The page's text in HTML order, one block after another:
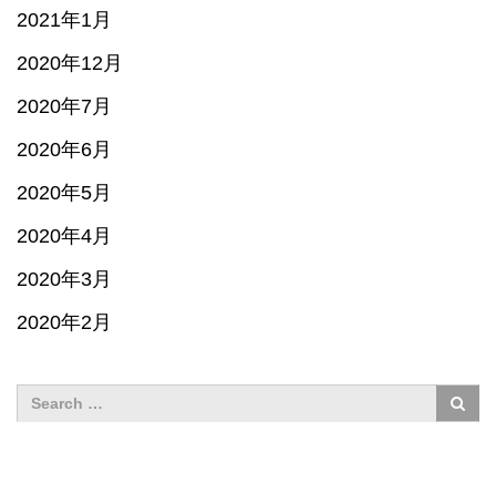
2021年1月
2020年12月
2020年7月
2020年6月
2020年5月
2020年4月
2020年3月
2020年2月